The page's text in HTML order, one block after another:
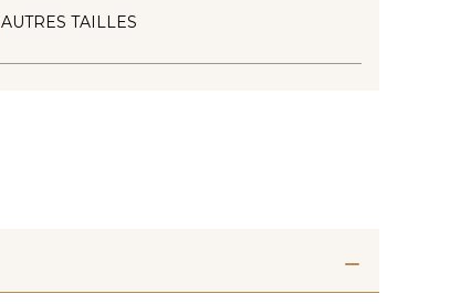
AUTRES TAILLES